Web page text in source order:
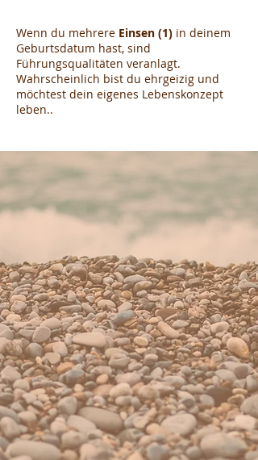
Wenn du mehrere Einsen (1) in deinem
Geburtsdatum hast, sind
Führungsqualitäten veranlagt.
Wahrscheinlich bist du ehrgeizig und
möchtest dein eigenes Lebenskonzept
leben..